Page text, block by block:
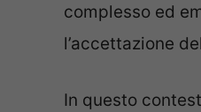
complesso ed
l’accettazione
In questo